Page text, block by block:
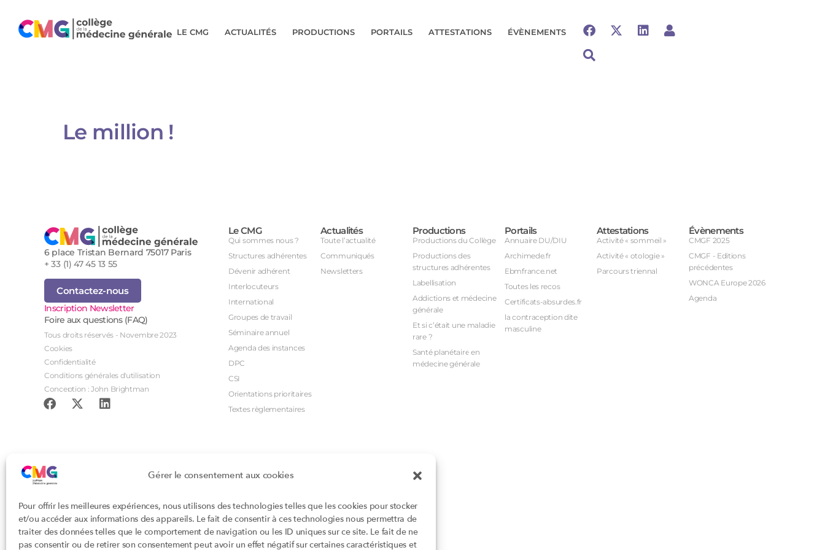
Gérer le consentement aux cookies
Pour offrir les meilleures expériences, nous utilisons des technologies telles que les cookies pour stocker
et/ou accéder aux informations des appareils. Le fait de consentir à ces technologies nous permettra de
traiter des données telles que le comportement de navigation ou les ID uniques sur ce site. Le fait de ne
pas consentir ou de retirer son consentement peut avoir un effet négatif sur certaines caractéristiques et
LE CMG ACTUALITÉS PRODUCTIONS PORTAILS ATTESTATIONS ÉVÈNEMENTS
Le million !
6 place Tristan Bernard 75017 Paris
+ 33 (1) 47 45 13 55
Contactez-nous
Inscription Newsletter
Foire aux questions (FAQ)
Tous droits réservés - Novembre 2023
Cookies
Confidentialité
Conditions générales d'utilisation
Conception : John Brightman
Le CMG
Qui sommes nous ?
Structures adhérentes
Dévenir adhérent
Interlocuteurs
International
Groupes de travail
Séminaire annuel
Agenda des instances
DPC
CSI
Orientations prioritaires
Textes règlementaires
Actualités
Toute l’actualité
Communiqués
Newsletters
Productions
Productions du Collège
Productions des
structures adhérentes
Labellisation
Addictions et médecine
générale
Et si c’était une maladie
rare ?
Santé planétaire en
médecine générale
Portails
Annuaire DU/DIU
Archimede.fr
Ebmfrance.net
Toutes les recos
Certificats-absurdes.fr
la contraception dite
masculine
Attestations
Activité « sommeil »
Activité « otologie »
Parcours triennal
Évènements
CMGF 2025
CMGF - Editions
précédentes
WONCA Europe 2026
Agenda